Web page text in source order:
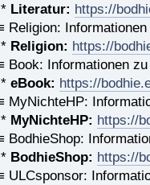
* Literatur: https://
Religion:
* Religion: https://
Book: Informationen
* eBook: https://
MyNichteHP:
* MyNichteHP: https://
BodhieShop:
* BodhieShop: https://
ULCsponsor: